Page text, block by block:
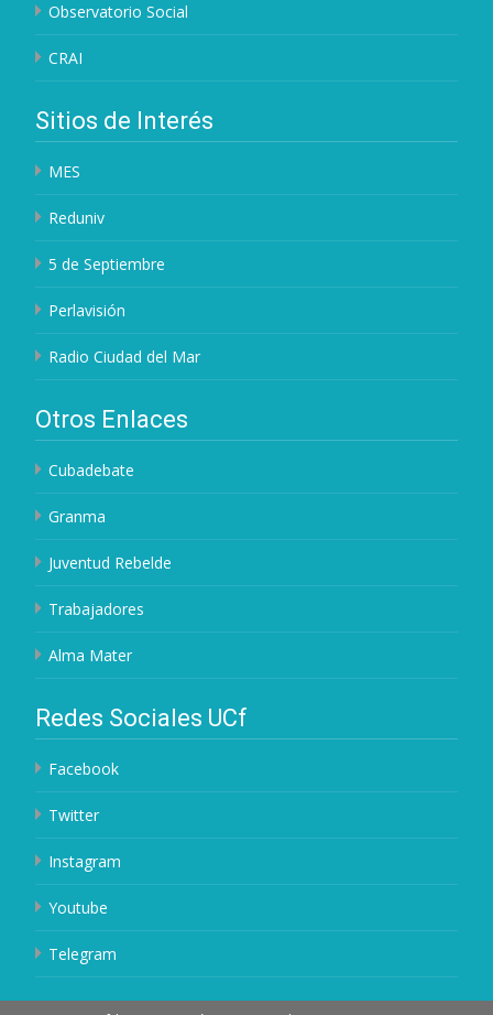
Observatorio Social
CRAI
Sitios de Interés
MES
Reduniv
5 de Septiembre
Perlavisión
Radio Ciudad del Mar
Otros Enlaces
Cubadebate
Granma
Juventud Rebelde
Trabajadores
Alma Mater
Redes Sociales UCf
Facebook
Twitter
Instagram
Youtube
Telegram